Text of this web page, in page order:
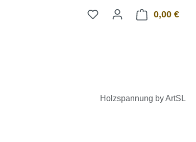
0,00 €
Holzspannung by ArtSL